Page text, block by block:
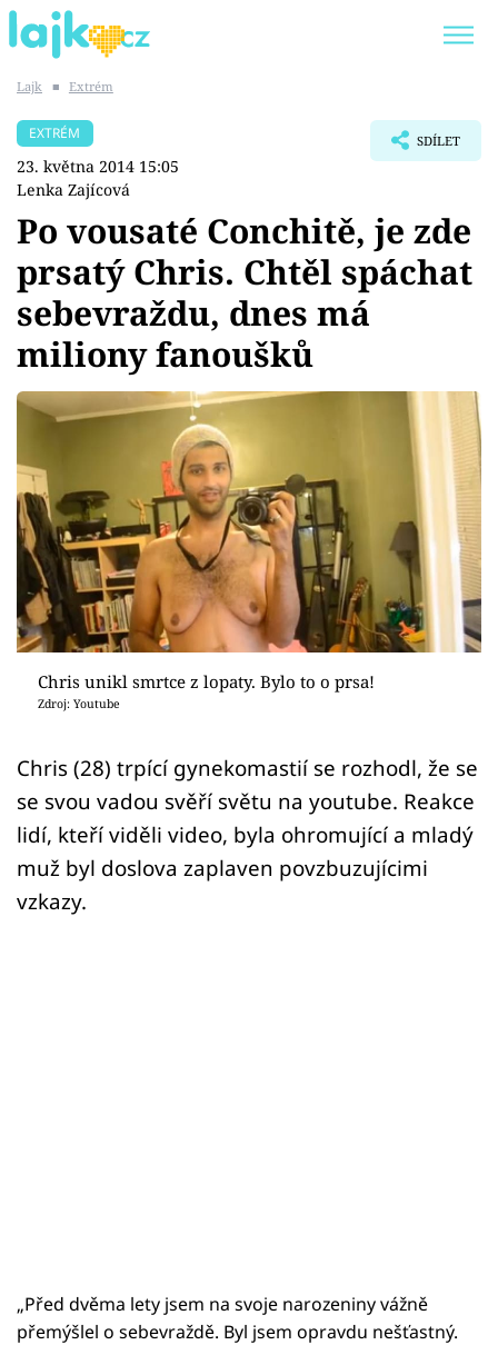
SHOPAHOLICADEL
Témata
Showbyznys
Youtubeři
Sex a vztahy
Videa
Sledujte prima+
Přihlášení
Sledujte nás
Lajk ■ Extrém
EXTRÉM
23. května 2014 15:05
Lenka Zajícová
SDÍLET
Po vousaté Conchitě, je zde
prsatý Chris. Chtěl spáchat
sebevraždu, dnes má
miliony fanoušků
Chris unikl smrtce z lopaty. Bylo to o prsa!
Zdroj: Youtube
Chris (28) trpící gynekomastií se rozhodl, že se
se svou vadou svěří světu na youtube. Reakce
lidí, kteří viděli video, byla ohromující a mladý
muž byl doslova zaplaven povzbuzujícimi
vzkazy.
„Před dvěma lety jsem na svoje narozeniny vážně
přemýšlel o sebevraždě. Byl jsem opravdu nešťastný.